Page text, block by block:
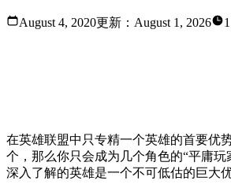
August 4, 2020更新： August 1, 2026
在英雄联盟中只专精一个英雄的首要优
个，那么你只会成为几个角色的“平庸
深入了解的英雄是一个不可低估的巨大优